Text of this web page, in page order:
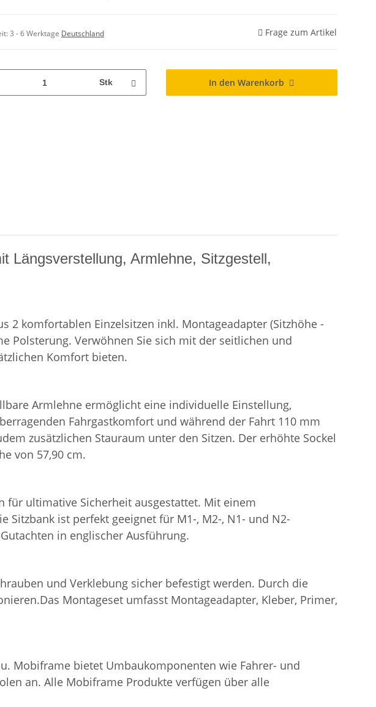
3 - 6 Werktage Deutschland Frage zum Artikel
Stk In den Warenkorb
Längsverstellung, Armlehne, Sitzgestell,
2 komfortablen Einzelsitzen inkl. Montageadapter (Sitzhöhe -
Polsterung. Verwöhnen Sie sich mit der seitlichen und
Komfort bieten.
Armlehne ermöglicht eine individuelle Einstellung,
Fahrgastkomfort und während der Fahrt 110 mm
zusätzlichen Stauraum unter den Sitzen. Der erhöhte Sockel
von 57,90 cm.
für ultimative Sicherheit ausgestattet. Mit einem
Sitzbank ist perfekt geeignet für M1-, M2-, N1- und N2-
in englischer Ausführung.
und Verklebung sicher befestigt werden. Durch die
Montageset umfasst Montageadapter, Kleber, Primer,
Mobiframe bietet Umbaukomponenten wie Fahrer- und
an. Alle Mobiframe Produkte verfügen über alle